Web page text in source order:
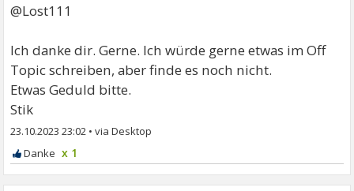
@Lost111
Ich danke dir. Gerne. Ich würde gerne etwas im Off
Topic schreiben, aber finde es noch nicht.
Etwas Geduld bitte.
Stik
23.10.2023 23:02 •
x 1